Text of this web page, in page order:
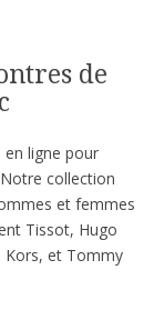
de
ligne pour
collection
et femmes
Tissot, Hugo
Kors, et Tommy